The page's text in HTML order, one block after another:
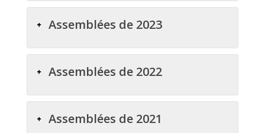
Assemblées de 2023
Assemblées de 2022
Assemblées de 2021